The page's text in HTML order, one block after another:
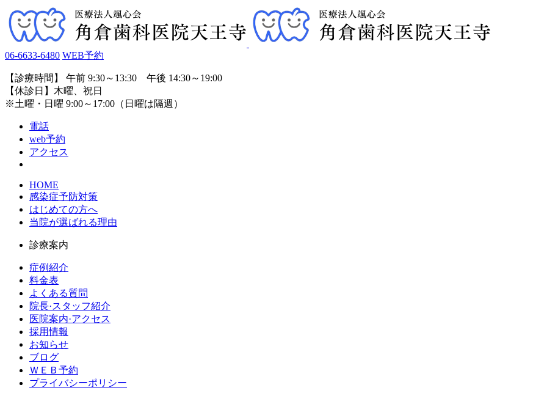
06-6633-6480 WEB予約
【診療時間】 午前 9:30～13:30 午後 14:30～19:00
【休診日】木曜、祝日
※土曜・日曜 9:00～17:00（日曜は隔週）
電話
web予約
アクセス
HOME
感染症予防対策
はじめての方へ
当院が選ばれる理由
診療案内
症例紹介
料金表
よくある質問
院長·スタッフ紹介
医院案内·アクセス
採用情報
お知らせ
ブログ
ＷＥＢ予約
プライバシーポリシー